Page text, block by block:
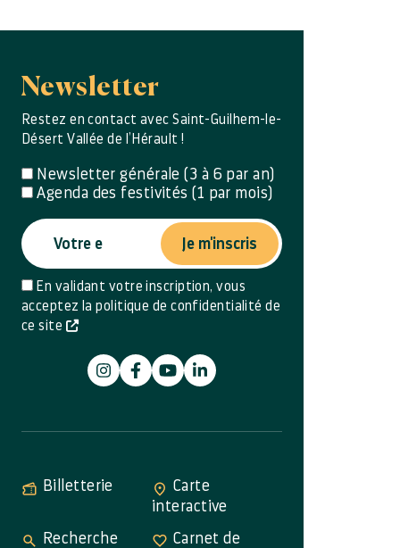
Newsletter
Restez en contact avec Saint-Guilhem-le-
Désert Vallée de l’Hérault !
Newsletter générale (3 à 6 par an)
Agenda des festivités (1 par mois)
En validant votre inscription, vous
acceptez la politique de confidentialité de
ce site
Je m'inscris
Billetterie
Carte
interactive
Recherche
Carnet de